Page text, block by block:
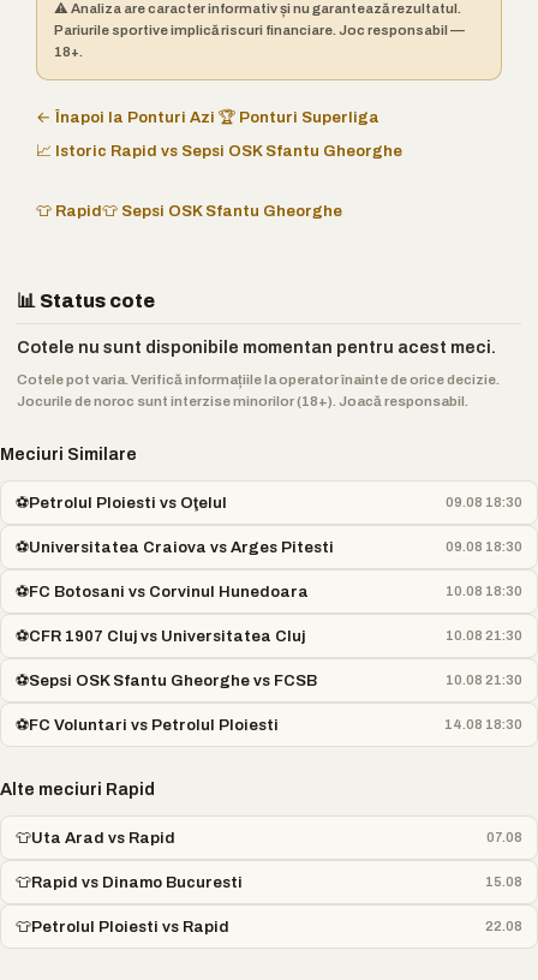
⚠️ Analiza are caracter informativ și nu garantează rezultatul.
Pariurile sportive implică riscuri financiare. Joc responsabil —
18+.
← Înapoi la Ponturi Azi 🏆 Ponturi Superliga
📈 Istoric Rapid vs Sepsi OSK Sfantu Gheorghe
👕 Rapid👕 Sepsi OSK Sfantu Gheorghe
📊 Status cote
Cotele nu sunt disponibile momentan pentru acest meci.
Cotele pot varia. Verifică informațiile la operator înainte de orice decizie.
Jocurile de noroc sunt interzise minorilor (18+). Joacă responsabil.
Meciuri Similare
⚽Petrolul Ploiesti vs Oţelul 09.08 18:30
⚽Universitatea Craiova vs Arges Pitesti 09.08 18:30
⚽FC Botosani vs Corvinul Hunedoara 10.08 18:30
⚽CFR 1907 Cluj vs Universitatea Cluj 10.08 21:30
⚽Sepsi OSK Sfantu Gheorghe vs FCSB 10.08 21:30
⚽FC Voluntari vs Petrolul Ploiesti 14.08 18:30
Alte meciuri Rapid
👕Uta Arad vs Rapid 07.08
👕Rapid vs Dinamo Bucuresti 15.08
👕Petrolul Ploiesti vs Rapid 22.08